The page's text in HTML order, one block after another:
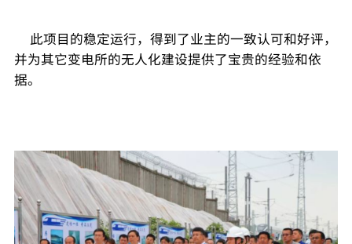
此项目的稳定运行，得到了业主的一致认可和好评，
并为其它变电所的无人化建设提供了宝贵的经验和依
据。